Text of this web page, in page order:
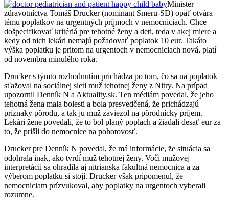
Minister
zdravotníctva Tomáš Drucker (nominant Smeru-SD) opäť otvára
tému poplatkov na urgentných príjmoch v nemocniciach. Chce
došpecifikovať kritériá pre tehotné ženy a deti, teda v akej miere a
kedy od nich lekári nemajú požadovať poplatok 10 eur. Takáto
výška poplatku je pritom na urgentoch v nemocniciach nová, platí
od novembra minulého roka.
Drucker s týmto rozhodnutím prichádza po tom, čo sa na poplatok
sťažoval na sociálnej sieti muž tehotnej ženy z Nitry. Na prípad
upozornil Denník N a Aktuality.sk. Ten médiám povedal, že jeho
tehotná žena mala bolesti a bola presvedčená, že prichádzajú
príznaky pôrodu, a tak ju muž zaviezol na pôrodnícky príjem.
Lekári žene povedali, že to bol planý poplach a žiadali desať eur za
to, že prišli do nemocnice na pohotovosť.
Drucker pre Denník N povedal, že má informácie, že situácia sa
odohrala inak, ako tvrdí muž tehotnej ženy. Voči mužovej
interpretácii sa ohradila aj nitrianska fakultná nemocnica a za
výberom poplatku si stojí. Drucker však pripomenul, že
nemocniciam prízvukoval, aby poplatky na urgentoch vyberali
rozumne.